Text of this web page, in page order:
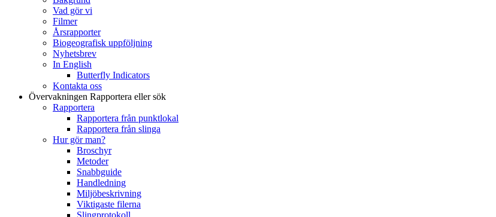
Vad gör vi
Filmer
Årsrapporter
Biogeografisk uppföljning
Nyhetsbrev
In English
Butterfly Indicators
Kontakta oss
Övervakningen Rapportera eller sök
Rapportera
Rapportera från punktlokal
Rapportera från slinga
Hur gör man?
Broschyr
Metoder
Snabbguide
Handledning
Miljöbeskrivning
Viktigaste filerna
Slingprotokoll